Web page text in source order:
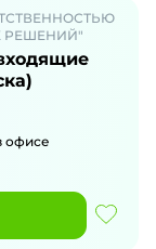
РЕШЕНИЙ"
офисе